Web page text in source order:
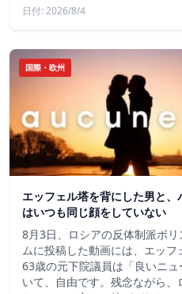
日付: 2026/8/4
国際・欧州
エッフェル塔を背にした男と
はいつも同じ顔をしていない
8月3日、ロシアの反体制派ボ
ムに投稿した動画には、エッフ
63歳の元下院議員は「良いニ
いて、自由です。残念ながら